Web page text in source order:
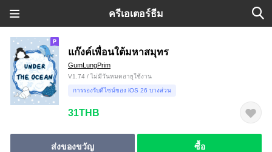
ครีเอเตอร์ธีม
แก๊งค์เพื่อนใต้มหาสมุทร
GumLungPrim
V1.74 / ไม่มีวันหมดอายุใช้งาน
การรองรับดีไซน์ของ iOS 26 บางส่วน
31THB
ส่งของขวัญ ซื้อ